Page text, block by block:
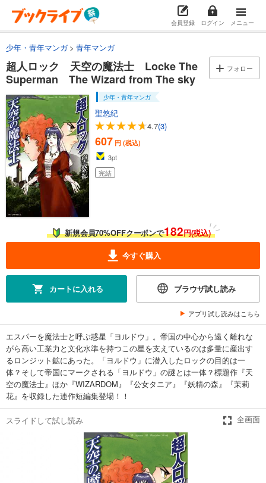
会員登録 ログイン メニュー
少年・青年マンガ 青年マンガ
超人ロック 天空の魔法士 Locke The
Superman The Wizard from The sky
フォロー
少年・青年マンガ
聖悠紀
4.7(3)
607 円 (税込)
3pt
完結
新規会員70%OFFクーポンで182円(税込)
今すぐ購入
カートに入れる ブラウザ試し読み
アプリ試し読みはこちら
エスパーを魔法士と呼ぶ惑星「ヨルドウ」。帝国の中心から遠く離れな
がら高い工業力と文化水準を持つこの星を支えているのは多量に産出す
るロンジット鉱にあった。「ヨルドウ」に潜入したロックの目的は一
体？そして帝国にマークされる「ヨルドウ」の謎とは一体？標題作『天
空の魔法士』ほか『WIZARDOM』『公女タニア』『妖精の森』『茉莉
花』を収録した連作短編集登場！！
スライドして試し読み 全画面